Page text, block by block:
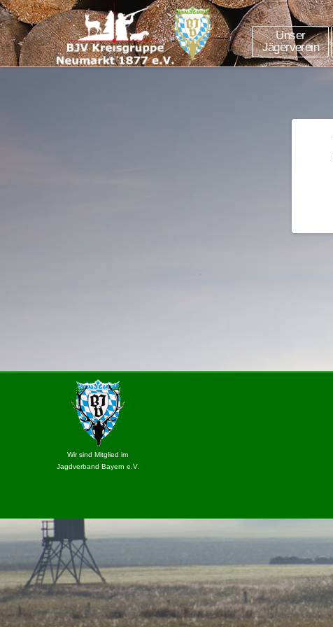
Unser
Jägerverein
Wir sind Mitglied im
Jagdverband Bayern e.V.